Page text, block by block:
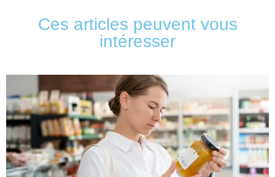
Ces articles peuvent vous
intéresser